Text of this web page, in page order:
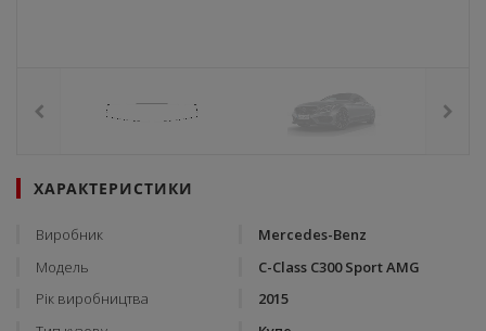
ХАРАКТЕРИСТИКИ
Виробник
Mercedes-Benz
Модель
C-Class C300 Sport AMG
Рік виробництва
2015